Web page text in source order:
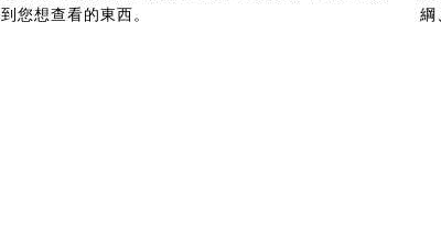
到您想查看的東西。
綱